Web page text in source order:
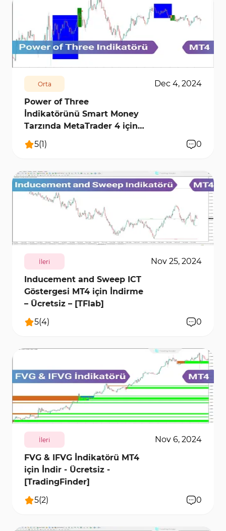
1956 12777 0
Orta
Dec 4, 2024
Power of Three
İndikatörünü Smart Money
Tarzında MetaTrader 4 için
İndir
5(1) 0
İleri
Nov 25, 2024
Inducement and Sweep ICT
Göstergesi MT4 için İndirme
– Ücretsiz – [TFlab]
5(4) 0
2761 12985 0
İleri
Nov 6, 2024
FVG & IFVG İndikatörü MT4
için İndir - Ücretsiz -
[TradingFinder]
5(2) 0